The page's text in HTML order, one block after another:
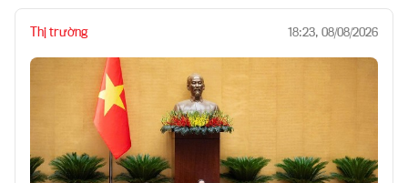
Thị trường 18:23, 08/08/2026